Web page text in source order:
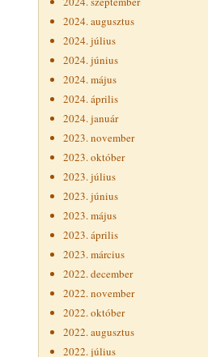
2024. augusztus
2024. július
2024. június
2024. május
2024. április
2024. január
2023. november
2023. október
2023. július
2023. június
2023. május
2023. április
2023. március
2022. december
2022. november
2022. október
2022. augusztus
2022. július